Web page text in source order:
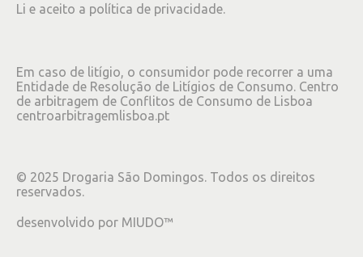
Li e aceito a política de privacidade.
Em caso de litígio, o consumidor pode recorrer a uma
Entidade de Resolução de Litígios de Consumo. Centro
de arbitragem de Conflitos de Consumo de Lisboa
centroarbitragemlisboa.pt
© 2025 Drogaria São Domingos. Todos os direitos
reservados.
desenvolvido por MIUDO™